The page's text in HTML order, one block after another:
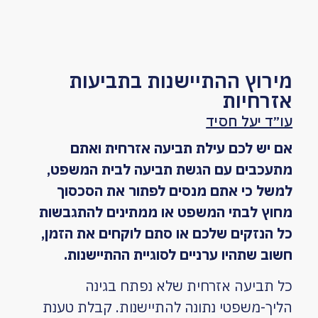
מירוץ ההתיישנות בתביעות
אזרחיות
עו״ד יעל חסיד
אם יש לכם עילת תביעה אזרחית ואתם
מתעכבים עם הגשת תביעה לבית המשפט,
למשל כי אתם מנסים לפתור את הסכסוך
מחוץ לבתי המשפט או ממתינים להתגבשות
כל הנזקים שלכם או סתם לוקחים את הזמן,
חשוב שתהיו ערניים לסוגיית ההתיישנות.
כל תביעה אזרחית שלא נפתח בגינה
הליך-משפטי נתונה להתיישנות. קבלת טענת